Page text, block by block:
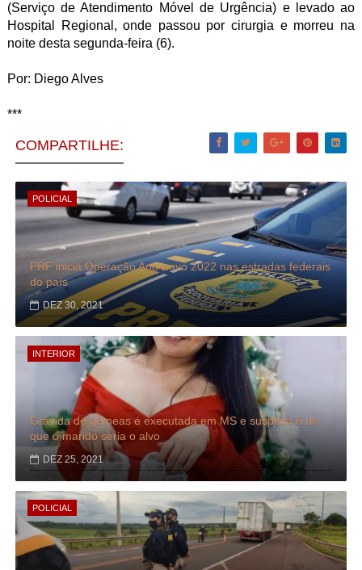
(Serviço de Atendimento Móvel de Urgência) e levado ao
Hospital Regional, onde passou por cirurgia e morreu na
noite desta segunda-feira (6).
Por: Diego Alves
***
COMPARTILHE:
POLICIAL
PRF inicia Operação Ano-novo 2022 nas estradas federais
do país
DEZ 30, 2021
INTERIOR
Grávida de gêmeas é executada em MS e suspeita é de
que o marido seria o alvo
DEZ 25, 2021
POLICIAL